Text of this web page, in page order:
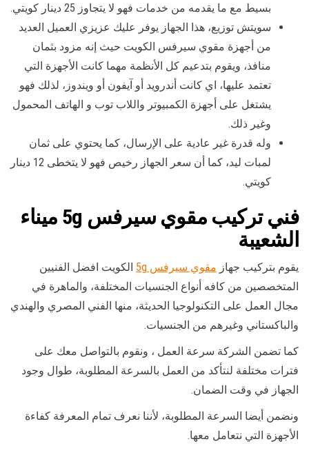
بسيط مع ما يقدمه من خدمات فهو لا يتجاوز 25 دينار كويتي.
سويتش توزيع، هذا الجهاز يوفر عليك عزيزي العميل العديد
من أجهزة مقوي سيرفس الكويت حيث إنه مزود بثمان
منافذ، ويقوم بتدعيم كل الأنظمة مهما كانت الأجهزة التي
تعتمد عليها، اي كانت أندرويد أو آيفون أو ويندوز، لذلك فهو
يشتغل على أجهزة الكمبيوتر واللاب توب و الهاتف المحمول
وغير ذلك.
وله قدرة غير عادية على الإرسال، كما يحتوي على ثمان
لمبات ليد، كما أن سعر الجهاز رخيص فهو لا يتخطى 12 دينار
كويتي.
فنيتركيب مقوي سيرفس
5g ميناء
الشعيبة
يقوم بتركيب جهاز مقوي سيرفس 5g
الكويت افضل الفنيين
المتخصصين من كافه أنواع الجنسيات المختلفة، والماهرة في
مجال العمل على التكنولوجيا الحديثة، منها الفني المصري والهندي
والباكستاني وغيرهم من الجنسيات.
كما تضمن الشركة سرعة العمل ، ونقوم بالتواصل معك على
فترات مختلفة لنتأكد من العمل بالسرعة المطلوبة، طوال وجود
الجهاز في وقت الضمان.
ونضمن أيضا السرعة المطلوبة، لأننا نعرف تمام المعرفة كفاءة
الأجهزة التي نتعامل معها.